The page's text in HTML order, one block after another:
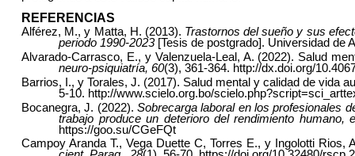
REFERENCIAS
Alférez, M., y Matta, H. (2013). Trastornos del sueño y sus
periodo 1990-2023[Tesis de postgrado]. Universidad de
Alvarado-Carrasco, E., y Valenzuela-Leal, A. (2022). Salud
neuro-psiquiatría, 60(3), 361-364. http://dx.doi.org/
Barrios, I., y Torales, J. (2017). Salud mental y calidad de vida
5-10. http://www.scielo.org.bo/
Bocanegra, J. (2022).Sobrecarga laboral en los profesionales
trabajo produce un deterioro del rendimiento
https://goo.su/CGeFQt
Campoy Aranda T., Vega Duette C, Torres E., y Ingolotti